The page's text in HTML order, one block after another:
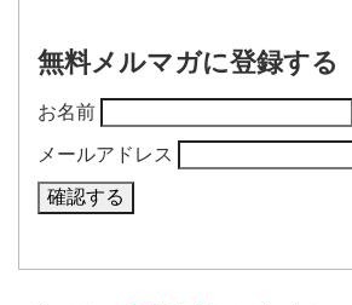
無料メルマガに登録する
お名前
メールアドレス